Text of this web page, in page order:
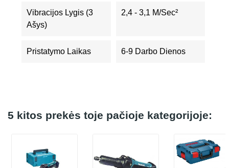
Vibracijos Lygis (3
Ašys)
2,4 - 3,1 M/sec²
Pristatymo Laikas 6-9 Darbo Dienos
5 kitos prekės toje pačioje kategorijoje: